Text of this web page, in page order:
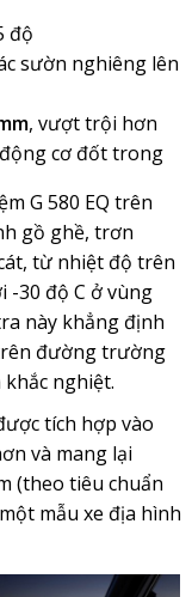
độ
sườn nghiêng lên
, vượt trội hơn
cơ đốt trong
G 580 EQ trên
gồ ghề, trơn
từ nhiệt độ trên
-30 độ C ở vùng
này khẳng định
đường trường
nghiệt.
tích hợp vào
và mang lại
(theo tiêu chuẩn
mẫu xe địa hình